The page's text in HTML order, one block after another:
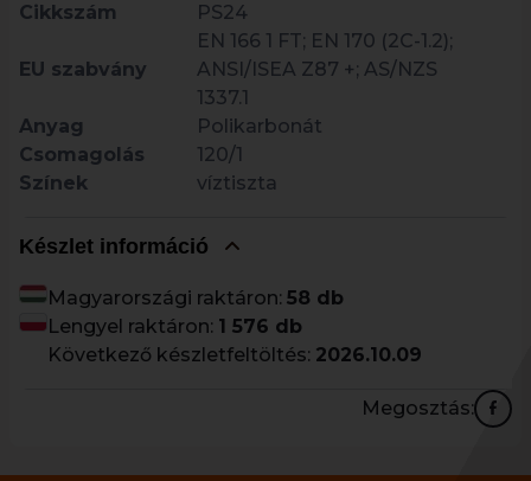
Cikkszám PS24
EU szabvány
EN 166 1 FT; EN 170 (2C-1.2);
ANSI/ISEA Z87 +; AS/NZS
1337.1
Anyag
Polikarbonát
Csomagolás
120/1
Színek
víztiszta
Készlet információ
Magyarországi raktáron: 58 db
Lengyel raktáron: 1 576 db
Következő készletfeltöltés: 2026.10.09
Megosztás: